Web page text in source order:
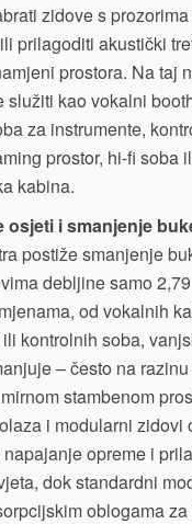
zidove s
prilagoditi akustički
prostora. Na taj
služiti kao vokalni
za instrumente,
prostor, hi-fi soba
kabina.
osjeti i smanjenje
postiže smanjenje
debljine samo
od vokalnih
kontrolnih soba,
– često na
stambenom
i modularni zidovi
opreme i
dok standardni
oblogama za